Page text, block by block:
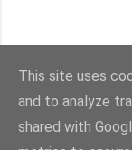
This site uses
and to analyze
shared with